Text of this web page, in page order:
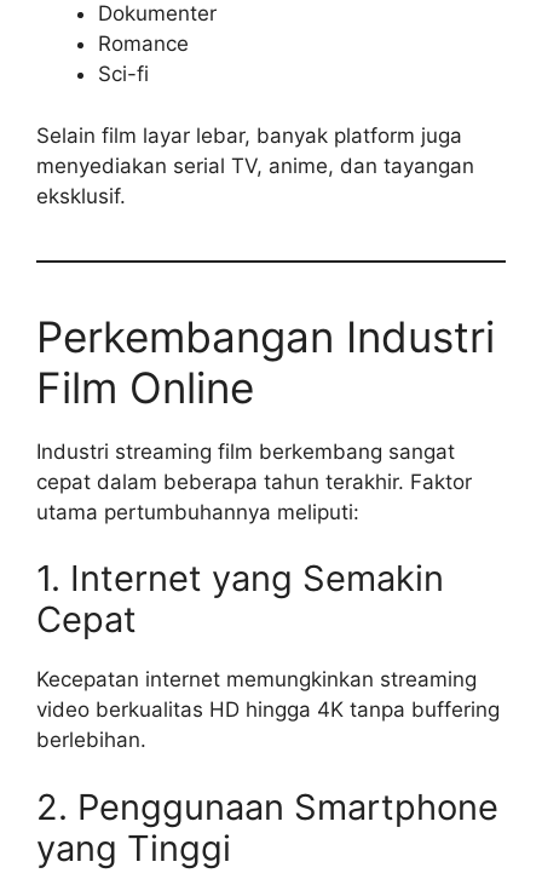
Dokumenter
Romance
Sci-fi
Selain film layar lebar, banyak platform juga
menyediakan serial TV, anime, dan tayangan
eksklusif.
Perkembangan Industri
Film Online
Industri streaming film berkembang sangat
cepat dalam beberapa tahun terakhir. Faktor
utama pertumbuhannya meliputi:
1. Internet yang Semakin
Cepat
Kecepatan internet memungkinkan streaming
video berkualitas HD hingga 4K tanpa buffering
berlebihan.
2. Penggunaan Smartphone
yang Tinggi